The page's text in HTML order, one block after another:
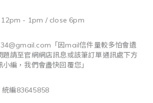
- 1pm / close 6pm
「因mail信件量較多怕會遺
請至官網網店訊息或該筆訂單通訊處下方
編，我們會盡快回覆您」
統編83645858